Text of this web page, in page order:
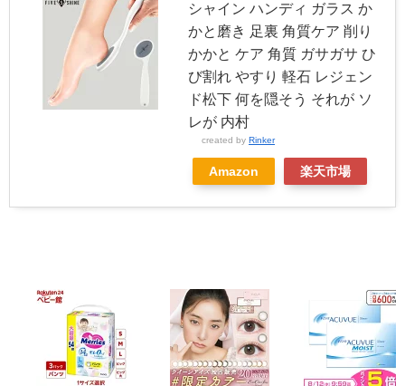
シャイン ハンディ ガラス か
かと磨き 足裏 角質ケア 削り
かかと ケア 角質 ガサガサ ひ
び割れ やすり 軽石 レジェン
ド松下 何を隠そう それが ソ
レが 内村
created by Rinker
Amazon 楽天市場